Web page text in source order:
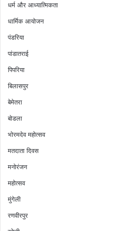
धर्म और आध्यात्मिकता
धार्मिक आयोजन
पंडरिया
पांडातराई
पिपरिया
बिलासपुर
बेमेतरा
बोडला
भोरमदेव महोत्सव
मतदाता दिवस
मनोरंजन
महोत्सव
मुंगेली
रणवीरपुर